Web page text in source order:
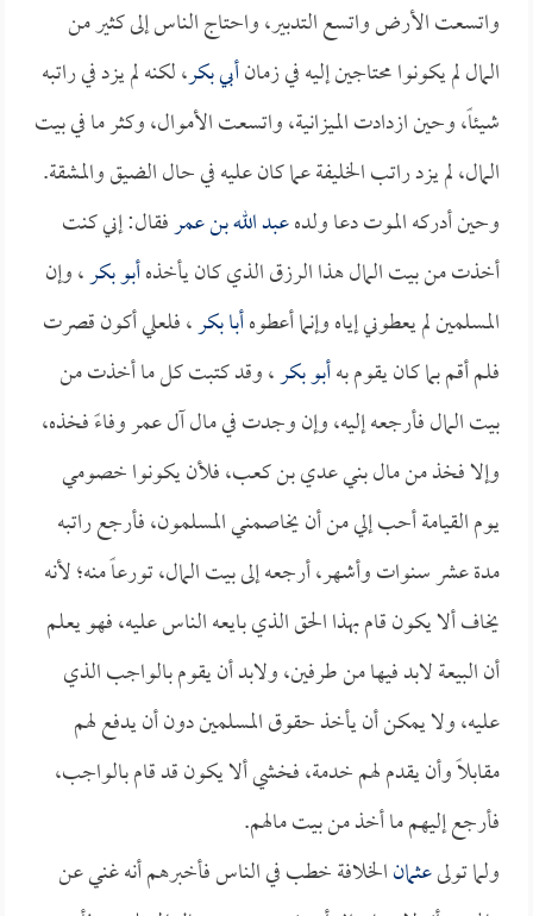
واتسعت الأرض واتسع التدبير، واحتاج الناس إلى كثير من
المال لم يكونوا محتاجين إليه في زمانأبي بكر، لكنه لم يزد في راتبه
شيئاً، وحين ازدادت الميزانية، واتسعت الأموال، وكثر ما في بيت
المال، لم يزد راتب الخليفة عما كان عليه في حال الضيق والمشقة.
وحين أدركه الموت دعا ولدهعبد الله بن عمرفقال: إني كنت
أخذت من بيت المال هذا الرزق الذي كان يأخذهأبو بكر، وإن
المسلمين لم يعطوني إياه وإنما أعطوهأبا بكر، فلعلي أكون قصرت
فلم أقم بما كان يقوم بهأبو بكر، وقد كتبت كل ما أخذت من
بيت المال فأرجعه إليه، وإن وجدت في مال آل عمر وفاءً فخذه،
وإلا فخذ من مال بني عدي بن كعب، فلأن يكونوا خصومي
يوم القيامة أحب إلي من أن يخاصمني المسلمون، فأرجع راتبه
مدة عشر سنوات وأشهر، أرجعه إلى بيت المال، تورعاً منه؛ لأنه
يخاف ألا يكون قام بهذا الحق الذي بايعه الناس عليه، فهو يعلم
أن البيعة لابد فيها من طرفين، ولابد أن يقوم بالواجب الذي
عليه، ولا يمكن أن يأخذ حقوق المسلمين دون أن يدفع لهم
مقابلاً وأن يقدم لهم خدمة، فخشي ألا يكون قد قام بالواجب،
فأرجع إليهم ما أخذ من بيت مالهم.
ولما تولىعثمانالخلافة خطب في الناس فأخبرهم أنه غني عن